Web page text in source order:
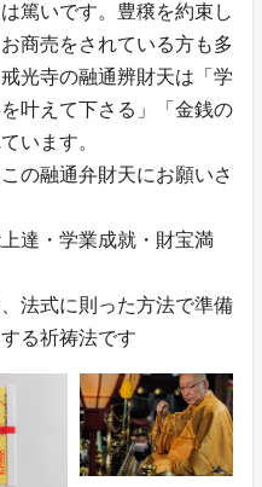
篤いです。豊穣を約束し
商売をされている方も多
光寺の融通辨財天は「学
叶えて下さる」「金銭の
います。
の融通弁財天にお願いさ
達・学業成就・財宝満
法式に則った方法で準備
る祈祷法です